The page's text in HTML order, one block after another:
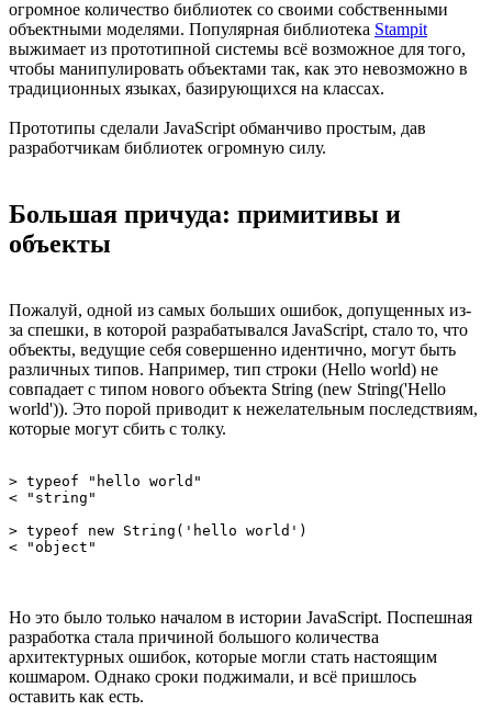
огромное количество библиотек со своими собственными
объектными моделями. Популярная библиотека Stampit
выжимает из прототипной системы всё возможное для того,
чтобы манипулировать объектами так, как это невозможно в
традиционных языках, базирующихся на классах.
Прототипы сделали JavaScript обманчиво простым, дав
разработчикам библиотек огромную силу.
Большая причуда: примитивы и
объекты
Пожалуй, одной из самых больших ошибок, допущенных из-
за спешки, в которой разрабатывался JavaScript, стало то, что
объекты, ведущие себя совершенно идентично, могут быть
различных типов. Например, тип строки (Hello world) не
совпадает с типом нового объекта String (new String('Hello
world')). Это порой приводит к нежелательным последствиям,
которые могут сбить с толку.
> typeof "hello world"
< "string"
> typeof new String('hello world')
< "object"
Но это было только началом в истории JavaScript. Поспешная
разработка стала причиной большого количества
архитектурных ошибок, которые могли стать настоящим
кошмаром. Однако сроки поджимали, и всё пришлось
оставить как есть.